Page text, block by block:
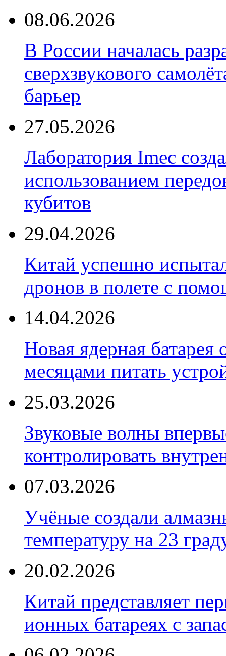
08.06.2026
В России началась
сверхзвукового
барьер
27.05.2026
Лаборатория Imec
использованием
кубитов
29.04.2026
Китай успешно
дронов в полете с
14.04.2026
Новая ядерная батарея
месяцами питать
25.03.2026
Звуковые волны
контролировать
07.03.2026
Учёные создали
температуру на 23
20.02.2026
Китай представляет
ионных батареях с